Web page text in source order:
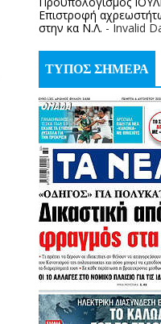
Επιστροφή
στην κα Ν.Λ. - Invalid
ΤΥΠΟΣ ΣΗΜΕΡΑ